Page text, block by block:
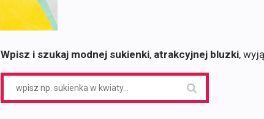
Wpisz i szukaj modnej sukienki, atrakcyjnej bluzki,